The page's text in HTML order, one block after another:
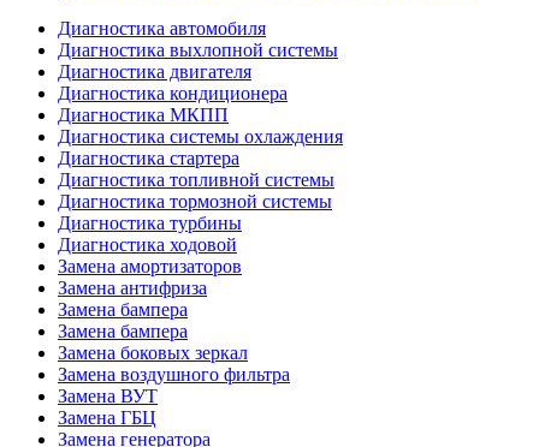
Диагностика автомобиля
Диагностика выхлопной системы
Диагностика двигателя
Диагностика кондиционера
Диагностика МКПП
Диагностика системы охлаждения
Диагностика стартера
Диагностика топливной системы
Диагностика тормозной системы
Диагностика турбины
Диагностика ходовой
Замена амортизаторов
Замена антифриза
Замена бампера
Замена бампера
Замена боковых зеркал
Замена воздушного фильтра
Замена ВУТ
Замена ГБЦ
Замена генератора